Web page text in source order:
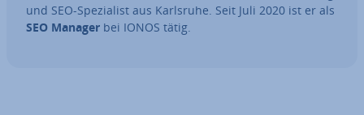
und SEO-Spe­zia­list aus Karlsruhe. Seit Juli 2020 ist er als
SEO Manager bei IONOS tätig.